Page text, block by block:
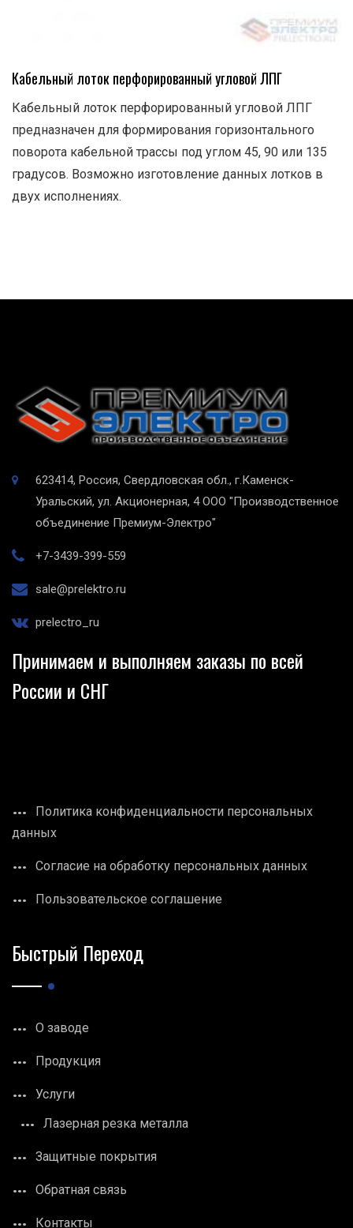
Кабельный лоток перфорированный угловой ЛПГ
Кабельный лоток перфорированный угловой ЛПГ
предназначен для формирования горизонтального
поворота кабельной трассы под углом 45, 90 или 135
градусов. Возможно изготовление данных лотков в
двух исполнениях.
623414, Россия, Свердловская обл., г.Каменск-
Уральский, ул. Акционерная, 4 ООО "Производственное
объединение Премиум-Электро"
+7-3439-399-559
sale@prelektro.ru
prelectro_ru
Принимаем и выполняем заказы по всей
России и СНГ
Политика конфиденциальности персональных
данных
Согласие на обработку персональных данных
Пользовательское соглашение
Быстрый Переход
О заводе
Продукция
Услуги
Лазерная резка металла
Защитные покрытия
Обратная связь
Контакты